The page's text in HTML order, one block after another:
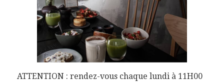
ATTENTION : rendez-vous chaque lundi à 11H00